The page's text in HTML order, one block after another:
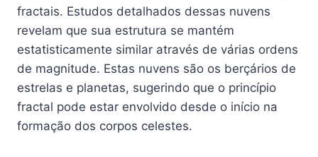
fractais. Estudos detalhados dessas nuvens
revelam que sua estrutura se mantém
estatisticamente similar através de várias ordens
de magnitude. Estas nuvens são os berçários de
estrelas e planetas, sugerindo que o princípio
fractal pode estar envolvido desde o início na
formação dos corpos celestes.